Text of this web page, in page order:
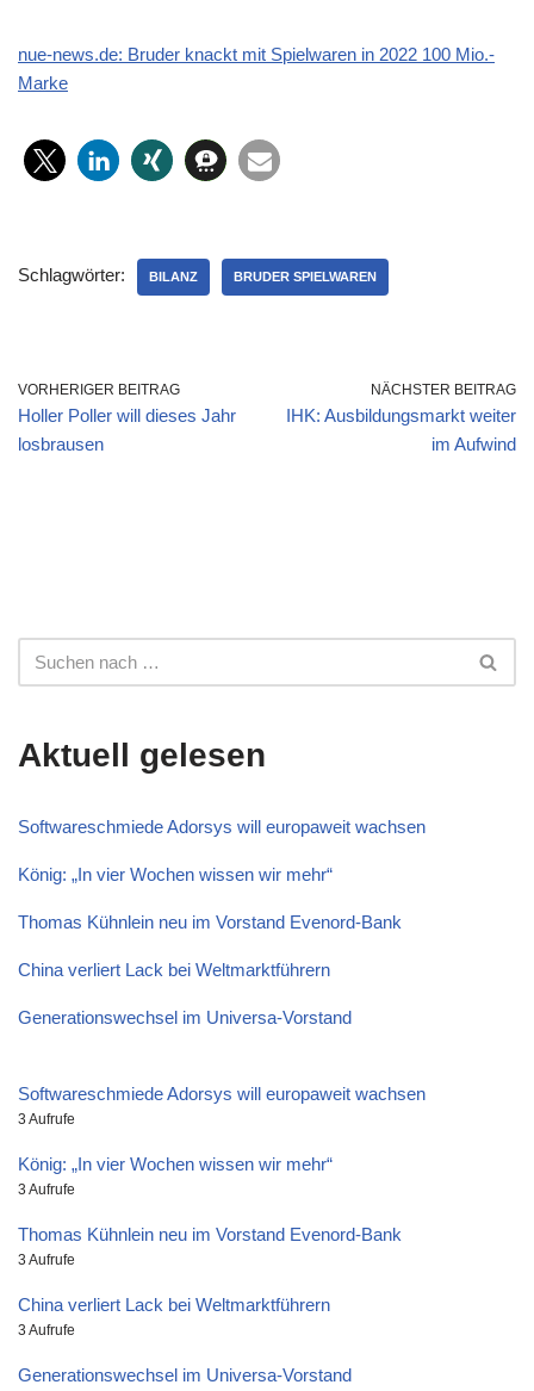
nue-news.de: Bruder knackt mit Spielwaren in 2022 100 Mio.-
Marke
Schlagwörter: BILANZ BRUDER SPIELWAREN
VORHERIGER BEITRAG
Holler Poller will dieses Jahr
losbrausen
NÄCHSTER BEITRAG
IHK: Ausbildungsmarkt weiter
im Aufwind
Aktuell gelesen
Softwareschmiede Adorsys will europaweit wachsen
König: „In vier Wochen wissen wir mehr“
Thomas Kühnlein neu im Vorstand Evenord-Bank
China verliert Lack bei Weltmarktführern
Generationswechsel im Universa-Vorstand
Softwareschmiede Adorsys will europaweit wachsen
3 Aufrufe
König: „In vier Wochen wissen wir mehr“
3 Aufrufe
Thomas Kühnlein neu im Vorstand Evenord-Bank
3 Aufrufe
China verliert Lack bei Weltmarktführern
3 Aufrufe
Generationswechsel im Universa-Vorstand